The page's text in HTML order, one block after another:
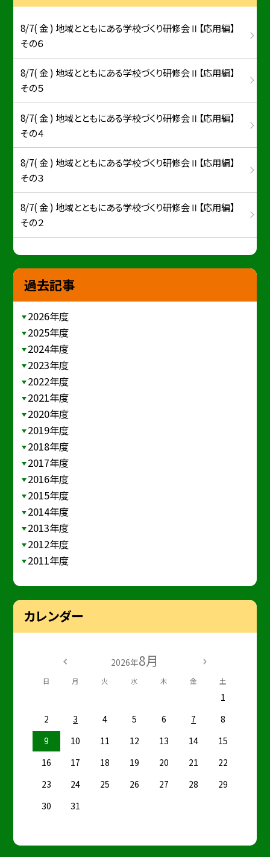
8/7( 金 ) 地域とともにある学校づくり研修会Ⅱ【応用編】
その６
8/7( 金 ) 地域とともにある学校づくり研修会Ⅱ【応用編】
その５
8/7( 金 ) 地域とともにある学校づくり研修会Ⅱ【応用編】
その４
8/7( 金 ) 地域とともにある学校づくり研修会Ⅱ【応用編】
その３
8/7( 金 ) 地域とともにある学校づくり研修会Ⅱ【応用編】
その２
過去記事
2026年度
2025年度
2024年度
2023年度
2022年度
2021年度
2020年度
2019年度
2018年度
2017年度
2016年度
2015年度
2014年度
2013年度
2012年度
2011年度
カレンダー
2026年8月
日 月 火 水 木 金 土
1
2
3 4 5 6 7
8
9
10 11 12 13 14
15
16
17 18 19 20 21
22
23
24 25 26 27 28
29
30
31